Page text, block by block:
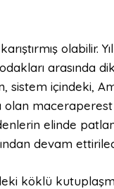
arasında
sistem içindeki,
maceraperest
elinde
devam
köklü